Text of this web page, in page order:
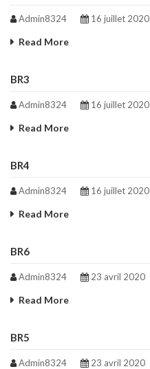
Admin8324 16 juillet 2020
Read More
BR3
Admin8324 16 juillet 2020
Read More
BR4
Admin8324 16 juillet 2020
Read More
BR6
Admin8324 23 avril 2020
Read More
BR5
Admin8324 23 avril 2020